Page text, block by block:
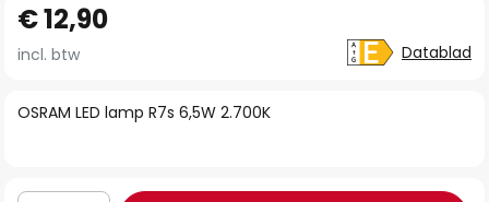
naar
het
van
gallerij
OSRAM LED lamp R7s 6,5W 2.700K
€ 12,90
incl. btw Datablad